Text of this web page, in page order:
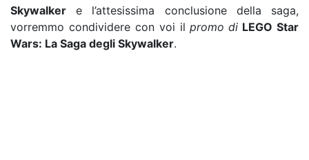
Skywalker e l’attesissima conclusione della saga,
vorremmo condividere con voi il promo di LEGO Star
Wars: La Saga degli Skywalker.